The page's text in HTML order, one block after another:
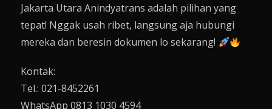
Jakarta Utara Anindyatrans adalah pilihan yang
tepat! Nggak usah ribet, langsung aja hubungi
mereka dan beresin dokumen lo sekarang!
Kontak:
Tel.: 021-8452261
WhatsApp 0813 1030 4594